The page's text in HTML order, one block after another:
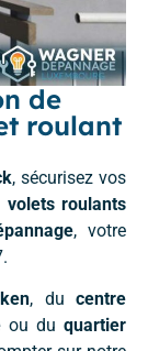
de
roulant
, sécurisez vos
volets roulants
, votre
, ducentre
ou du quartier